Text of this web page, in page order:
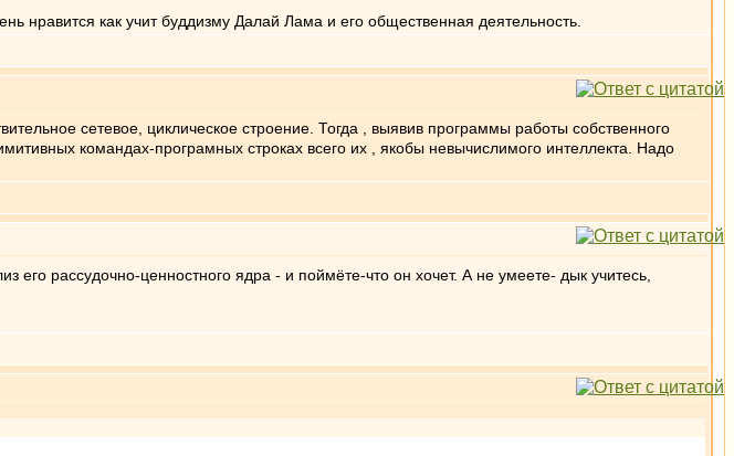
нравится как учит буддизму Далай Лама и его общественная деятельность.
сетевое, циклическое строение. Тогда , выявив программы работы собственного
командах-програмных строках всего их , якобы невычислимого интеллекта. Надо
рассудочно-ценностного ядра - и поймёте-что он хочет. А не умеете- дык учитесь,